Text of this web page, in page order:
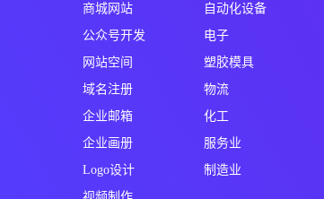
商城网站
公众号开发
网站空间
域名注册
企业邮箱
企业画册
Logo设计
自动化设备
电子
塑胶模具
物流
化工
服务业
制造业